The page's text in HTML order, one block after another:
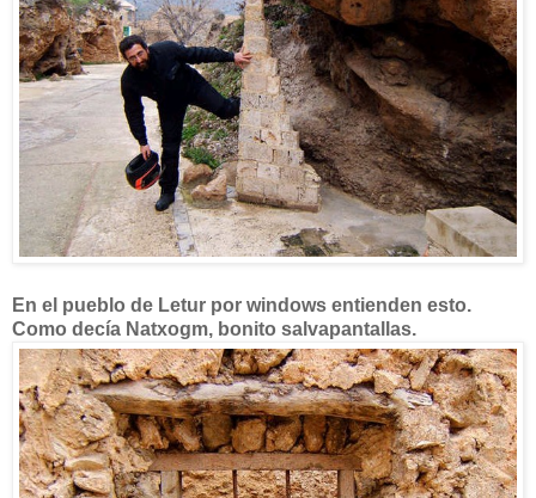
En el pueblo de Letur por windows entienden esto.
Como decía Natxogm, bonito salvapantallas.